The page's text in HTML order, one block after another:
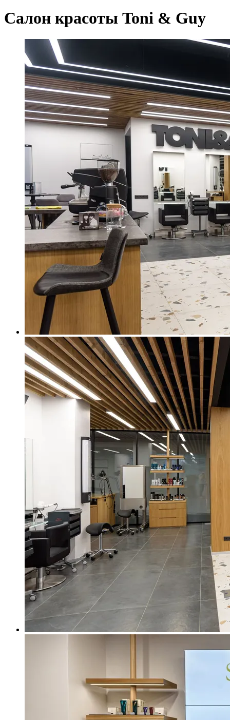
Салон красоты Toni & Guy